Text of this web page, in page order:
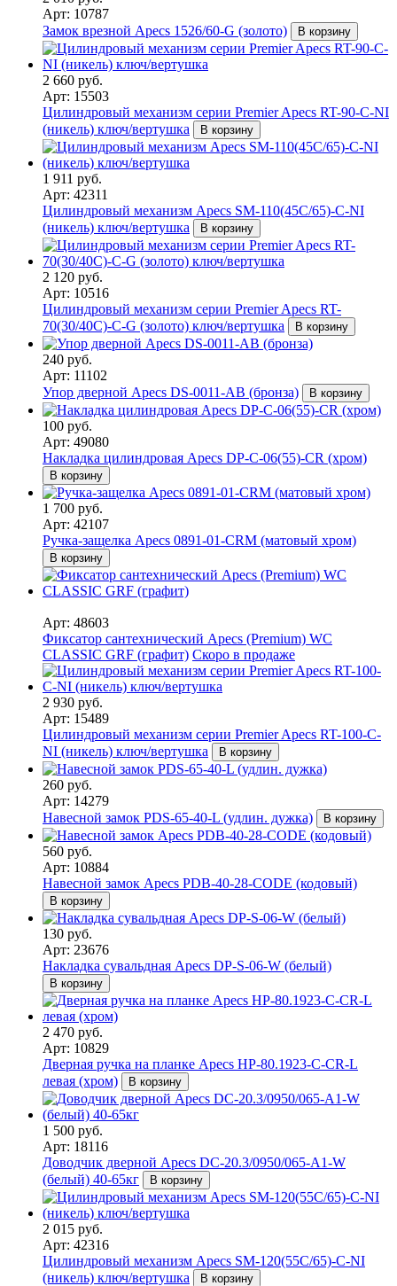
Арт: 10787
Замок врезной Apecs 1526/60-G (золото)
В корзину
2 660 руб.
Арт: 15503
Цилиндровый механизм серии Premier Apecs RT-90-C-NI
(никель) ключ/вертушка
В корзину
1 911 руб.
Арт: 42311
Цилиндровый механизм Apecs SM-110(45C/65)-C-NI
(никель) ключ/вертушка
В корзину
2 120 руб.
Арт: 10516
Цилиндровый механизм серии Premier Apecs RT-
70(30/40C)-C-G (золото) ключ/вертушка
В корзину
240 руб.
Арт: 11102
Упор дверной Apecs DS-0011-AB (бронза)
В корзину
100 руб.
Арт: 49080
Накладка цилиндровая Apecs DP-C-06(55)-CR (хром)
В корзину
1 700 руб.
Арт: 42107
Ручка-защелка Apecs 0891-01-CRM (матовый хром)
В корзину
Арт: 48603
Фиксатор сантехнический Apecs (Premium) WC
CLASSIC GRF (графит) Скоро в продаже
2 930 руб.
Арт: 15489
Цилиндровый механизм серии Premier Apecs RT-100-C-
NI (никель) ключ/вертушка
В корзину
260 руб.
Арт: 14279
Навесной замок PDS-65-40-L (удлин. дужка)
В корзину
560 руб.
Арт: 10884
Навесной замок Apecs PDB-40-28-CODE (кодовый)
В корзину
130 руб.
Арт: 23676
Накладка сувальдная Apecs DP-S-06-W (белый)
В корзину
2 470 руб.
Арт: 10829
Дверная ручка на планке Apecs HP-80.1923-C-CR-L
левая (хром)
В корзину
1 500 руб.
Арт: 18116
Доводчик дверной Apecs DC-20.3/0950/065-A1-W
(белый) 40-65кг
В корзину
2 015 руб.
Арт: 42316
Цилиндровый механизм Apecs SM-120(55C/65)-C-NI
(никель) ключ/вертушка
В корзину